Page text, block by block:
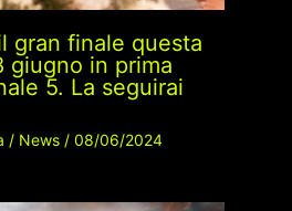
gran finale questa
giugno in prima
5. La seguirai
/ News/ 08/06/2024